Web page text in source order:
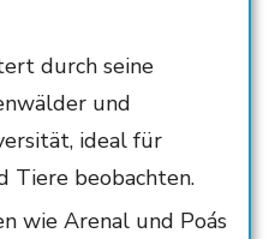
durch seine
und
ideal für
Tiere beobachten.
wie Arenal und Poás